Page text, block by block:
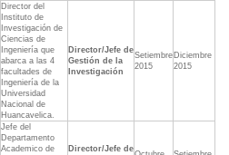
Director del
Instituto de
Investigación de
Ciencias de
Ingeniería que
abarca a las 4
facultades de
Ingeniería de la
Universidad
Nacional de
Huancavelica.
Director/Jefe de
Gestión de la
Investigación
Setiembre
2015
Diciembre
2015
Jefe del
Departamento
Academico de
Director/Jefe de